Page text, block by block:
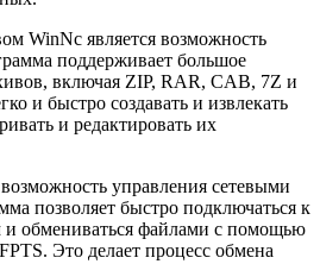
WinNc является возможность
поддерживает большое
включая ZIP, RAR, CAB, 7Z и
и быстро создавать и извлекать
и редактировать их
управления сетевыми
позволяет быстро подключаться к
обмениваться файлами с помощью
Это делает процесс обмена